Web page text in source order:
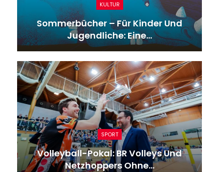
KULTUR
Sommerbücher – Für Kinder Und
Jugendliche: Eine…
SPORT
Volleyball-Pokal: BR Volleys Und
Netzhoppers Ohne…